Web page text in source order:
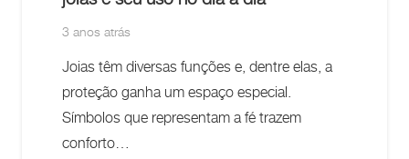
3 anos atrás
Joias têm diversas funções e, dentre elas, a
proteção ganha um espaço especial.
Símbolos que representam a fé trazem
conforto…